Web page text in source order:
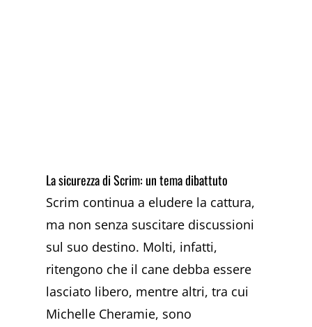
La sicurezza di Scrim: un tema dibattuto
Scrim continua a eludere la cattura,
ma non senza suscitare discussioni
sul suo destino. Molti, infatti,
ritengono che il cane debba essere
lasciato libero, mentre altri, tra cui
Michelle Cheramie, sono